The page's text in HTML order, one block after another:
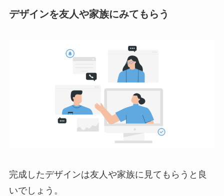
デザインを友人や家族にみてもらう
完成したデザインは友人や家族に見てもらうと良
いでしょう。